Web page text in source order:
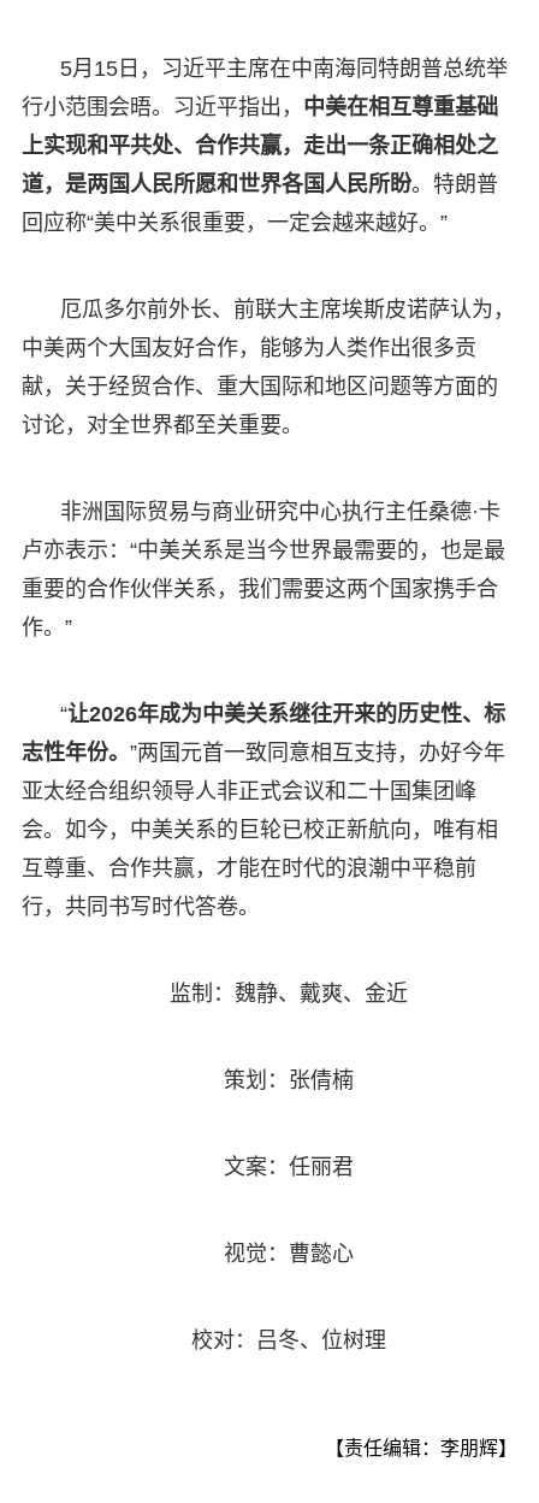
5月15日，习近平主席在中南海同特朗普总统举
行小范围会晤。习近平指出， 中美在相互尊重基础
上实现和平共处、合作共赢，走出一条正确相处之
道，是两国人民所愿和世界各国人民所盼。特朗普
回应称“美中关系很重要，一定会越来越好。”
厄瓜多尔前外长、前联大主席埃斯皮诺萨认为，
中美两个大国友好合作，能够为人类作出很多贡
献，关于经贸合作、重大国际和地区问题等方面的
讨论，对全世界都至关重要。
非洲国际贸易与商业研究中心执行主任桑德·卡
卢亦表示：“中美关系是当今世界最需要的，也是最
重要的合作伙伴关系，我们需要这两个国家携手合
作。”
“让2026年成为中美关系继往开来的历史性、标
志性年份。 ”两国元首一致同意相互支持，办好今年
亚太经合组织领导人非正式会议和二十国集团峰
会。如今，中美关系的巨轮已校正新航向，唯有相
互尊重、合作共赢，才能在时代的浪潮中平稳前
行，共同书写时代答卷。
监制：魏静、戴爽、金近
策划：张倩楠
文案：任丽君
视觉：曹懿心
校对：吕冬、位树理
【责任编辑：李朋辉】